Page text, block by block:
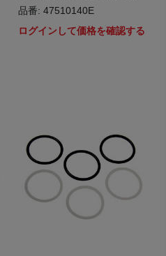
品番: 47510140E
ログインして価格を確認する